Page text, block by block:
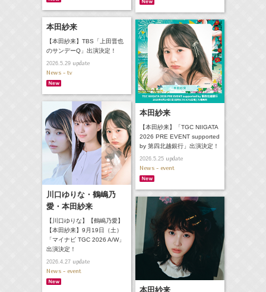
本田紗来
【本田紗来】TBS「上田晋也
のサンデーQ」出演決定！
2026.5.29update
News - tv
本田紗来
【本田紗来】「TGC NIIGATA
2026 PRE EVENT supported
by 第四北越銀行」出演決定！
2026.5.25update
News - event
川口ゆりな・鶴嶋乃
愛・本田紗来
【川口ゆりな】【鶴嶋乃愛】
【本田紗来】9月19日（土）
「マイナビ TGC 2026 A/W」
出演決定！
2026.4.27update
News - event
本田紗来